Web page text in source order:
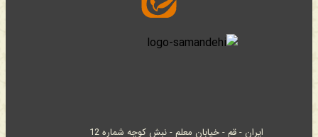
ایران - قم - خیابان معلم - نبش کوچه شماره 12